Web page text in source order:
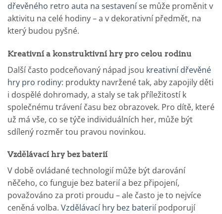
dřevěného retro auta na sestaveníse může proměnit v
aktivitu na celé hodiny – a v dekorativní předmět, na
který budou pyšné.
Kreativní a konstruktivní hry pro celou rodinu
Další často podceňovaný nápad jsou kreativní dřevěné
hry pro rodiny: produkty navržené tak, aby zapojily děti
i dospělé dohromady, a staly se tak příležitostí k
společnému trávení času bez obrazovek. Pro dítě, které
už má vše, co se týče individuálních her, může být
sdílený rozměr tou pravou novinkou.
Vzdělávací hry bez baterií
V době ovládané technologií může být darování
něčeho, co funguje bez baterií a bez připojení,
považováno za proti proudu – ale často je to nejvíce
ceněná volba. Vzdělávací hry bez bateriípodporují